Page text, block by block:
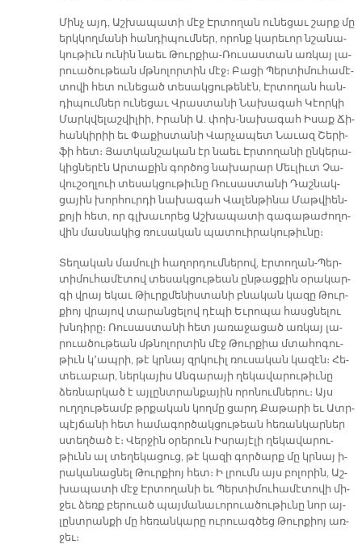
Մինչ այդ, Աշ­խա­պա­տի մէջ Էր­տո­ղան ու­նե­ցաւ շարք մը
երկ­կող­մա­նի հան­դի­պում­ներ, ո­րոնք կա­րե­ւոր նշա­նա­
կու­թիւն ու­նին նաեւ Թուր­քիա-Ռու­սաս­տան առ­կայ լա­
րուա­ծու­թեան մթնո­լոր­տին մէջ։ Բա­ցի Պեր­տի­մու­հա­մէ­
տո­վի հետ ու­նե­ցած տե­սակ­ցու­թե­նէն, Էր­տո­ղան հան­
դի­պում­ներ ու­նե­ցաւ Վրաս­տա­նի Նա­խա­գահ Կէոր­կի
Մարկ­վե­լաշ­վի­լիի, Ի­րա­նի Ա. փոխ-նա­խա­գահ Ի­սաք Ճի­
հան­կի­րիի եւ Փա­քիս­տա­նի Վար­չա­պետ Նա­ւազ Շե­րի­
ֆի հետ։ Յատ­կան­շա­կան էր նաեւ Էր­տո­ղա­նի ըն­կե­րա­
կից­նե­րէն Ար­տա­քին գոր­ծոց նա­խա­րար Մեւ­լիւտ Չա­
վու­շօղ­լուի տե­սակ­ցու­թիւ­նը Ռու­սաս­տա­նի Դաշ­նակ­
ցա­յին խոր­հուր­դի նա­խա­գահ Վա­լեն­թի­նա Մաթ­վիեն­
քո­յի հետ, որ գլխա­ւո­րեց Աշ­խա­պա­տի գա­գա­թա­ժո­ղո­
վին մաս­նա­կից ռու­սա­կան պա­տուի­րա­կու­թիւ­նը։
Տե­ղա­կան մա­մու­լի հա­ղոր­դում­նե­րով, Էր­տո­ղան-Պեր­
տի­մու­հա­մէ­տով տե­սակ­ցու­թեան ըն­թաց­քին օ­րա­կար­
գի վրայ ե­կաւ Թիւրք­մե­նիս­տա­նի բնա­կան կա­զը Թուր­
քիոյ վրա­յով տա­րան­ցե­լով դէ­պի Եւ­րո­պա հասց­նե­լու
խնդի­րը։ Ռու­սաս­տա­նի հետ յա­ռա­ջա­ցած առ­կայ լա­
րուա­ծու­թեան մթնո­լոր­տին մէջ Թուր­քիա մտա­հո­գու­
թիւն կ՚ապ­րի, թէ կրնայ զրկուիլ ռու­սա­կան կա­զէն։ Հե­
տե­ւա­բար, ներ­կա­յիս Ան­գա­րա­յի ղե­կա­վա­րու­թիւ­նը
ձեռ­նար­կած է այ­լընտ­րան­քա­յին ո­րո­նում­նե­րու։ Այս
ուղ­ղու­թեամբ թրքա­կան կող­մը ցարդ Քա­թա­րի եւ Ատր­
պէյ­ճա­նի հետ հա­մա­գոր­ծակ­ցու­թեան հե­ռան­կար­ներ
ստեղ­ծած է։ Վեր­ջին օ­րե­րուն Իս­րա­յէ­լի ղե­կա­վա­րու­
թիւնն ալ տե­ղե­կա­ցուց, թէ կա­զի գոր­ծարք մը կրնայ ի­
րա­կա­նաց­նել Թուր­քիոյ հետ։ Ի լրումն այս բո­լո­րին, Աշ­
խա­պա­տի մէջ Էր­տո­ղա­նի եւ Պեր­տի­մու­հա­մէ­տո­վի մի­
ջեւ ձեռք բե­րուած պայ­մա­նա­ւո­րուա­ծու­թիւ­նը նոր այ­
լընտ­րան­քի մը հե­ռան­կա­րը ու­րուագ­ծեց Թուր­քիոյ առ­
ջեւ։